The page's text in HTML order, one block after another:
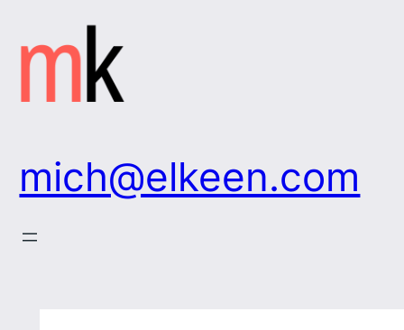
Inhalt
springen
mich@elkeen.com